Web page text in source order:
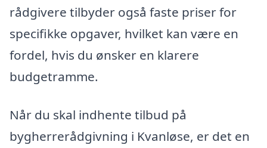
rådgivere tilbyder også faste priser for
specifikke opgaver, hvilket kan være en
fordel, hvis du ønsker en klarere
budgetramme.
Når du skal indhente tilbud på
bygherrerådgivning i Kvanløse, er det en